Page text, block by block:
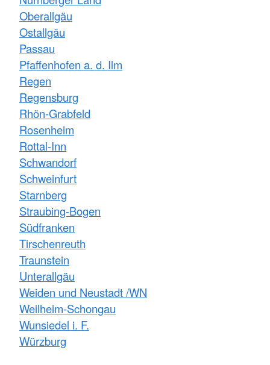
Oberallgäu
Ostallgäu
Passau
Pfaffenhofen a. d. Ilm
Regen
Regensburg
Rhön-Grabfeld
Rosenheim
Rottal-Inn
Schwandorf
Schweinfurt
Starnberg
Straubing-Bogen
Südfranken
Tirschenreuth
Traunstein
Unterallgäu
Weiden und Neustadt /WN
Weilheim-Schongau
Wunsiedel i. F.
Würzburg